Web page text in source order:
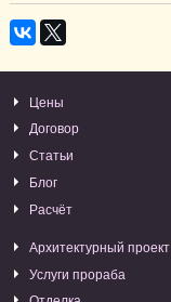
Цены
Договор
Статьи
Блог
Расчёт
Архитектурный проект
Услуги прораба